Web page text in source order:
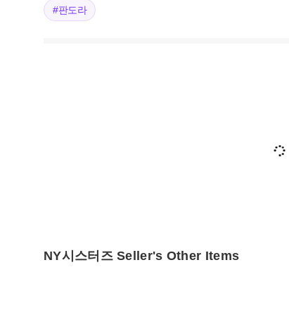
#판도라
NY시스터즈 Seller's Other Items